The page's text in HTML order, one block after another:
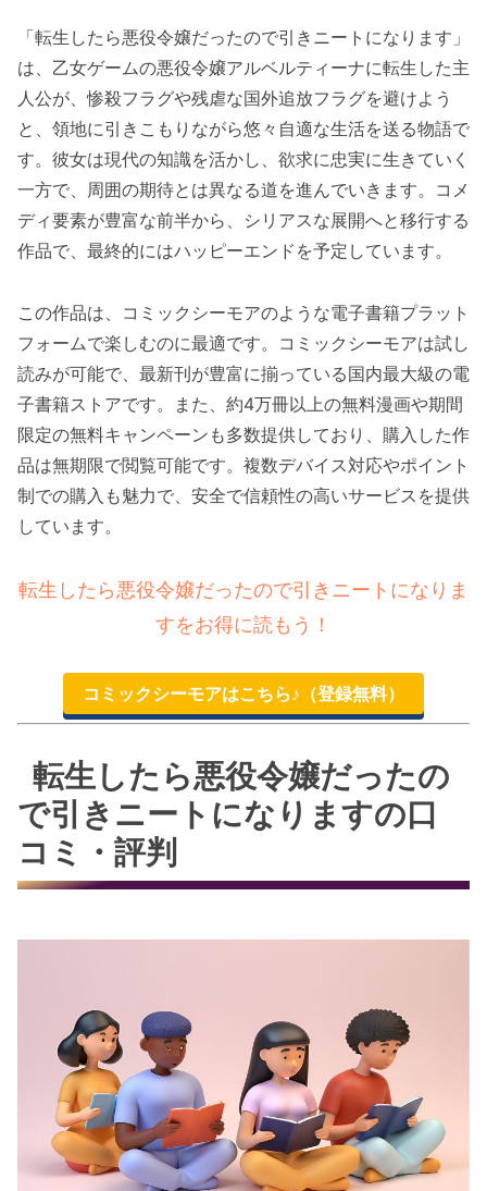
「転生したら悪役令嬢だったので引きニートになります」
は、乙女ゲームの悪役令嬢アルベルティーナに転生した主
人公が、惨殺フラグや残虐な国外追放フラグを避けよう
と、領地に引きこもりながら悠々自適な生活を送る物語で
す。彼女は現代の知識を活かし、欲求に忠実に生きていく
一方で、周囲の期待とは異なる道を進んでいきます。コメ
ディ要素が豊富な前半から、シリアスな展開へと移行する
作品で、最終的にはハッピーエンドを予定しています。
この作品は、コミックシーモアのような電子書籍プラット
フォームで楽しむのに最適です。コミックシーモアは試し
読みが可能で、最新刊が豊富に揃っている国内最大級の電
子書籍ストアです。また、約4万冊以上の無料漫画や期間
限定の無料キャンペーンも多数提供しており、購入した作
品は無期限で閲覧可能です。複数デバイス対応やポイント
制での購入も魅力で、安全で信頼性の高いサービスを提供
しています。
転生したら悪役令嬢だったので引きニートになりま
すをお得に読もう！
コミックシーモアはこちら♪（登録無料）
転生したら悪役令嬢だったの
で引きニートになりますの口
コミ・評判